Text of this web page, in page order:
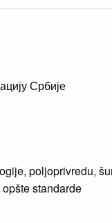
Србије
poljoprivredu,
standarde